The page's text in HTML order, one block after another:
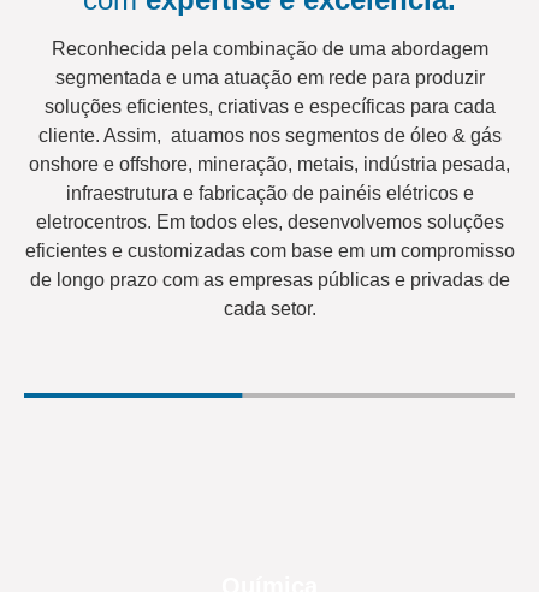
Reconhecida pela combinação de uma abordagem
segmentada e uma atuação em rede para produzir
soluções eficientes, criativas e específicas para cada
cliente. Assim, atuamos nos segmentos de óleo & gás
onshore e offshore, mineração, metais, indústria pesada,
infraestrutura e fabricação de painéis elétricos e
eletrocentros. Em todos eles, desenvolvemos soluções
eficientes e customizadas com base em um compromisso
de longo prazo com as empresas públicas e privadas de
cada setor.